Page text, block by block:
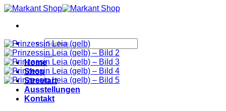
Zum
springen
Suchen
nach:
Home
Shop
Streetart
Ausstellungen
Kontakt